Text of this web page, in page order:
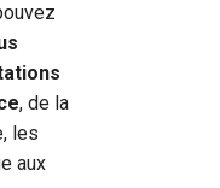
, de la
les
aux